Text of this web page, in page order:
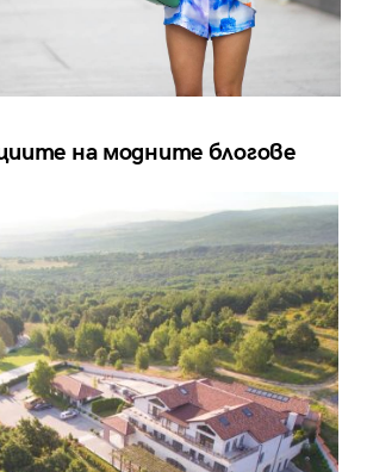
на модните блогове